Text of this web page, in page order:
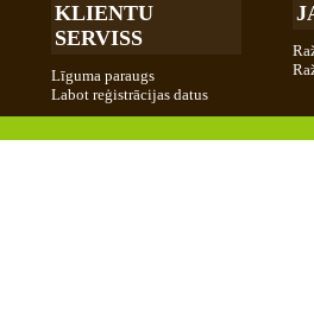
KLIENTU
SERVISS
Līguma paraugs
Labot reģistrācijas datus